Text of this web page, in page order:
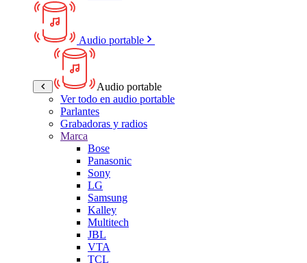
Audio portable
Audio portable
Ver todo en audio portable
Parlantes
Grabadoras y radios
Marca
Bose
Panasonic
Sony
LG
Samsung
Kalley
Multitech
JBL
VTA
TCL